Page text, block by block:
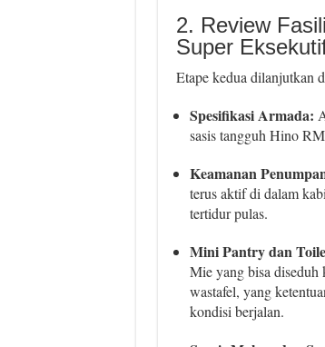
2. Review
Super
Etape kedua dilanjutkan
Spesifikasi Armada:
sasis tangguh Hino
Keamanan
terus aktif di dalam
tertidur pulas.
Mini Pantry dan
Mie yang bisa diseduh
wastafel, yang
kondisi berjalan.